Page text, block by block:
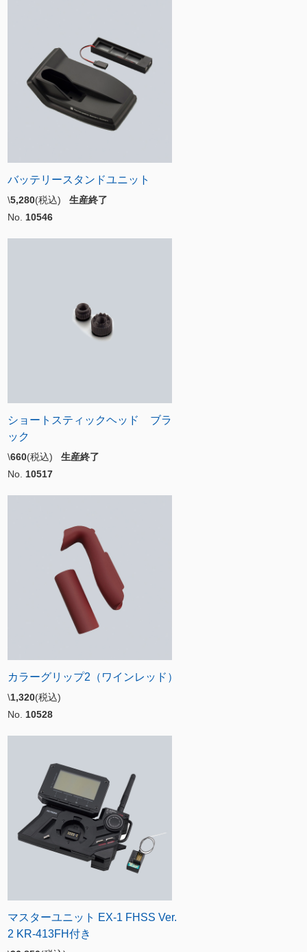
バッテリースタンドユニット
\5,280(税込) 生産終了
No. 10546
ショートスティックヘッド ブラ
ック
\660(税込) 生産終了
No. 10517
カラーグリップ2（ワインレッド）
\1,320(税込)
No. 10528
マスターユニット EX-1 FHSS Ver.
2 KR-413FH付き